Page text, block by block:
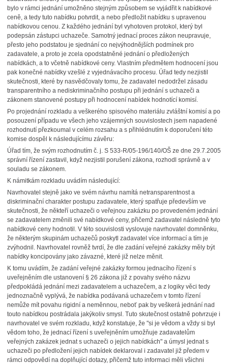
bylo v rámci jednání umožněno stejným způsobem se vyjádřit k nabídkové
ceně, a tedy tuto nabídku potvrdit, a nebo předložit nabídku s upravenou
nabídkovou cenou. Z každého jednání byl vyhotoven protokol, který byl
podepsán zástupci uchazeče. Samotný jednací proces zákon neupravuje,
přesto jeho podstatou je sjednání co nejvýhodnějších podmínek pro
zadavatele, a proto je zcela opodstatněné jednání o předložených
nabídkách, a to včetně nabídkové ceny. Vlastním předmětem hodnocení jsou
pak konečné nabídky vzešlé z vyjednávacího procesu. Úřad tedy nezjistil
skutečnosti, které by nasvědčovaly tomu, že zadavatel nedodržel zásadu
transparentního a nediskriminačního postupu při jednání s uchazeči a
zákonem stanovené postupy při hodnocení nabídek hodnotící komisí.
Po projednání rozkladu a veškerého spisového materiálu zvláštní komisí a po
posouzení případu ve všech jeho vzájemných souvislostech jsem napadené
rozhodnutí přezkoumal v celém rozsahu a s přihlédnutím k doporučení této
komise dospěl k následujícímu závěru:
Úřad tím, že svým rozhodnutím č. j. S 533-R/05-196/140/OŠ ze dne 29.7.2005
správní řízení zastavil, když nezjistil porušení zákona, rozhodl správně a v
souladu se zákonem.
K námitkám rozkladu uvádím následující:
Navrhovatel stejně jako ve svém návrhu namítá netransparentnost a
diskriminační charakter postupu zadavatele, který spatřuje především ve
skutečnosti, že někteří uchazeči o veřejnou zakázku po provedeném jednání
se zadavatelem změnili své nabídkové ceny, přičemž zadavatel následně tyto
nabídkové ceny hodnotil. V této souvislosti vyslovuje navrhovatel domněnku,
že některým skupinám uchazečů poskytl zadavatel více informací a tím je
zvýhodnil. Navrhovatel rovněž tvrdí, že dle zadání veřejné zakázky měly být
nabídky koncipovány jako závazné, které již nelze měnit.
K tomu uvádím, že zadání veřejné zakázky formou jednacího řízení s
uveřejněním dle ustanovení § 26 zákona již z povahy svého názvu
předpokládá jednání mezi zadavatelem a uchazečem, a z logiky věci tedy
jednoznačně vyplývá, že nabídka podávaná uchazečem v tomto řízení
nemůže mít povahu rigidní a neměnnou, neboť pak by veškerá jednání nad
touto nabídkou postrádala jakýkoliv smysl. Tuto skutečnost ostatně potvrzuje i
navrhovatel ve svém rozkladu, když konstatuje, že "si je vědom a vždy si byl
vědom toho, že jednací řízení s uveřejněním umožňuje zadavatelům
veřejných zakázek jednat s uchazeči o jejich nabídkách" a úmysl jednat s
uchazeči po předložení jejich nabídek deklaroval i zadavatel již předem v
rámci odpovědí na doplňující dotazy, přičemž tuto informaci měli všichni